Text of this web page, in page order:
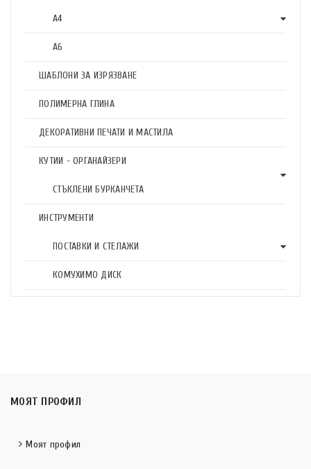
А4
А6
ШАБЛОНИ ЗА ИЗРЯЗВАНЕ
ПОЛИМЕРНА ГЛИНА
ДЕКОРАТИВНИ ПЕЧАТИ И МАСТИЛА
КУТИИ - ОРГАНАЙЗЕРИ
СТЪКЛЕНИ БУРКАНЧЕТА
ИНСТРУМЕНТИ
ПОСТАВКИ И СТЕЛАЖИ
КОМУХИМО ДИСК
МОЯТ ПРОФИЛ
Моят профил